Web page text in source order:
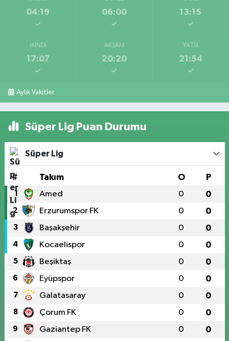
04:19 06:00 13:15
İKINDI
17:07
AKŞAM
20:20
YATSI
21:54
Aylık Vakitler
Süper Lig Puan Durumu
Süper Lig
# Takım O P
1 Amed 0 0
2 Erzurumspor FK 0 0
3 Başakşehir 0 0
4 Kocaelispor 0 0
5 Beşiktaş 0 0
6 Eyüpspor 0 0
7 Galatasaray 0 0
8 Çorum FK 0 0
9 Gaziantep FK 0 0